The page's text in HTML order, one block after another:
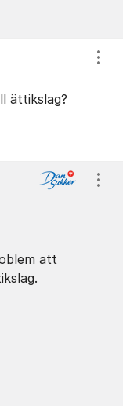
ättikslag?
att